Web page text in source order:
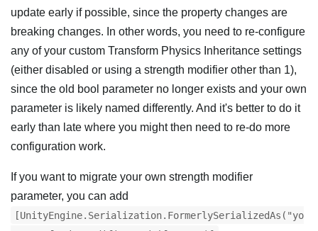
update early if possible, since the property changes are
breaking changes. In other words, you need to re-configure
any of your custom Transform Physics Inheritance settings
(either disabled or using a strength modifier other than 1),
since the old bool parameter no longer exists and your own
parameter is likely named differently. And it's better to do it
early than late where you might then need to re-do more
configuration work.
If you want to migrate your own strength modifier
parameter, you can add
[UnityEngine.Serialization.FormerlySerializedAs("yo